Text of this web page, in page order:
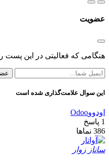
عضویت
هنگامی که فعالیتی در این پست
این سوال علامت‌گذاری شده است
اودووOdoo
1 پاسخ
386 نماها
ساناز زوار